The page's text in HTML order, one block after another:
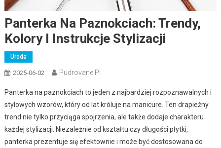
Panterka Na Paznokciach: Trendy,
Kolory I Instrukcje Stylizacji
Uroda
2025-06-02 Pudrovane.pl
Panterka na paznokciach to jeden z najbardziej rozpoznawalnych i
stylowych wzorów, który od lat króluje na manicure. Ten drapieżny
trend nie tylko przyciąga spojrzenia, ale także dodaje charakteru
każdej stylizacji. Niezależnie od kształtu czy długości płytki,
panterka prezentuje się efektownie i może być dostosowana do